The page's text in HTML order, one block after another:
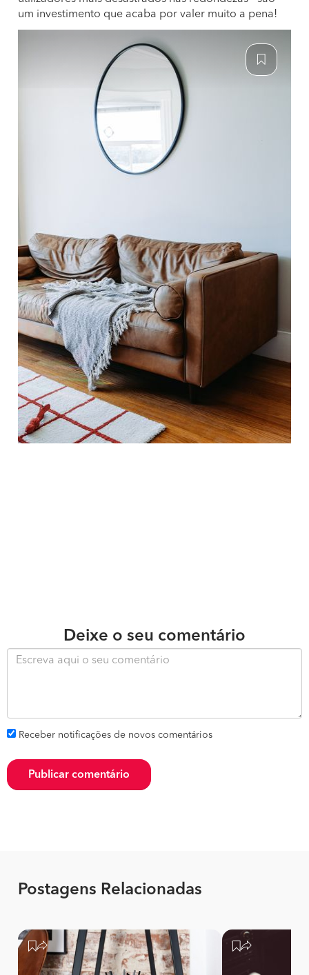
um investimento que acaba por valer muito a pena!
Deixe o seu comentário
Receber notificações de novos comentários
Publicar comentário
Postagens Relacionadas